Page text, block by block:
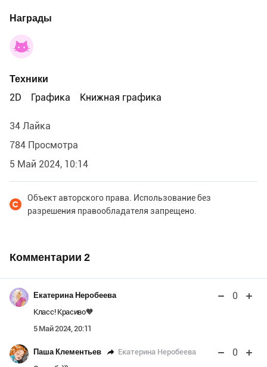
Награды
Техники
2D
Графика Книжная графика
34 Лайка
784 Просмотра
5 Май 2024, 10:14
Объект авторского права. Использование без
разрешения правообладателя запрещено.
Комментарии 2
Екатерина Неробеева 0
Класс! Красиво🧡
5 Май 2024, 20:11
Паша Клементьев Екатерина Неробеева 0